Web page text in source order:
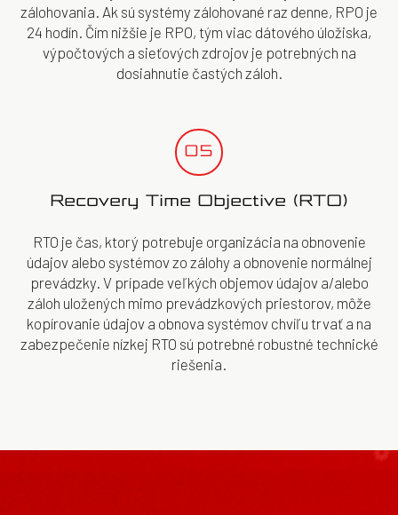
zálohovania. Ak sú systémy zálohované raz denne, RPO je
24 hodín. Čím nižšie je RPO, tým viac dátového úložiska,
výpočtových a sieťových zdrojov je potrebných na
dosiahnutie častých záloh.
05
Recovery Time Objective (RTO)
RTO je čas, ktorý potrebuje organizácia na obnovenie
údajov alebo systémov zo zálohy a obnovenie normálnej
prevádzky. V prípade veľkých objemov údajov a/alebo
záloh uložených mimo prevádzkových priestorov, môže
kopírovanie údajov a obnova systémov chvíľu trvať a na
zabezpečenie nízkej RTO sú potrebné robustné technické
riešenia.